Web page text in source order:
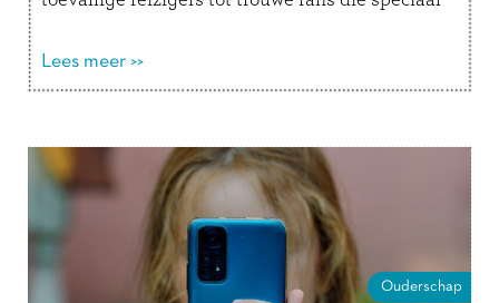
ontdekten …
Lees meer >>
Ouderschap